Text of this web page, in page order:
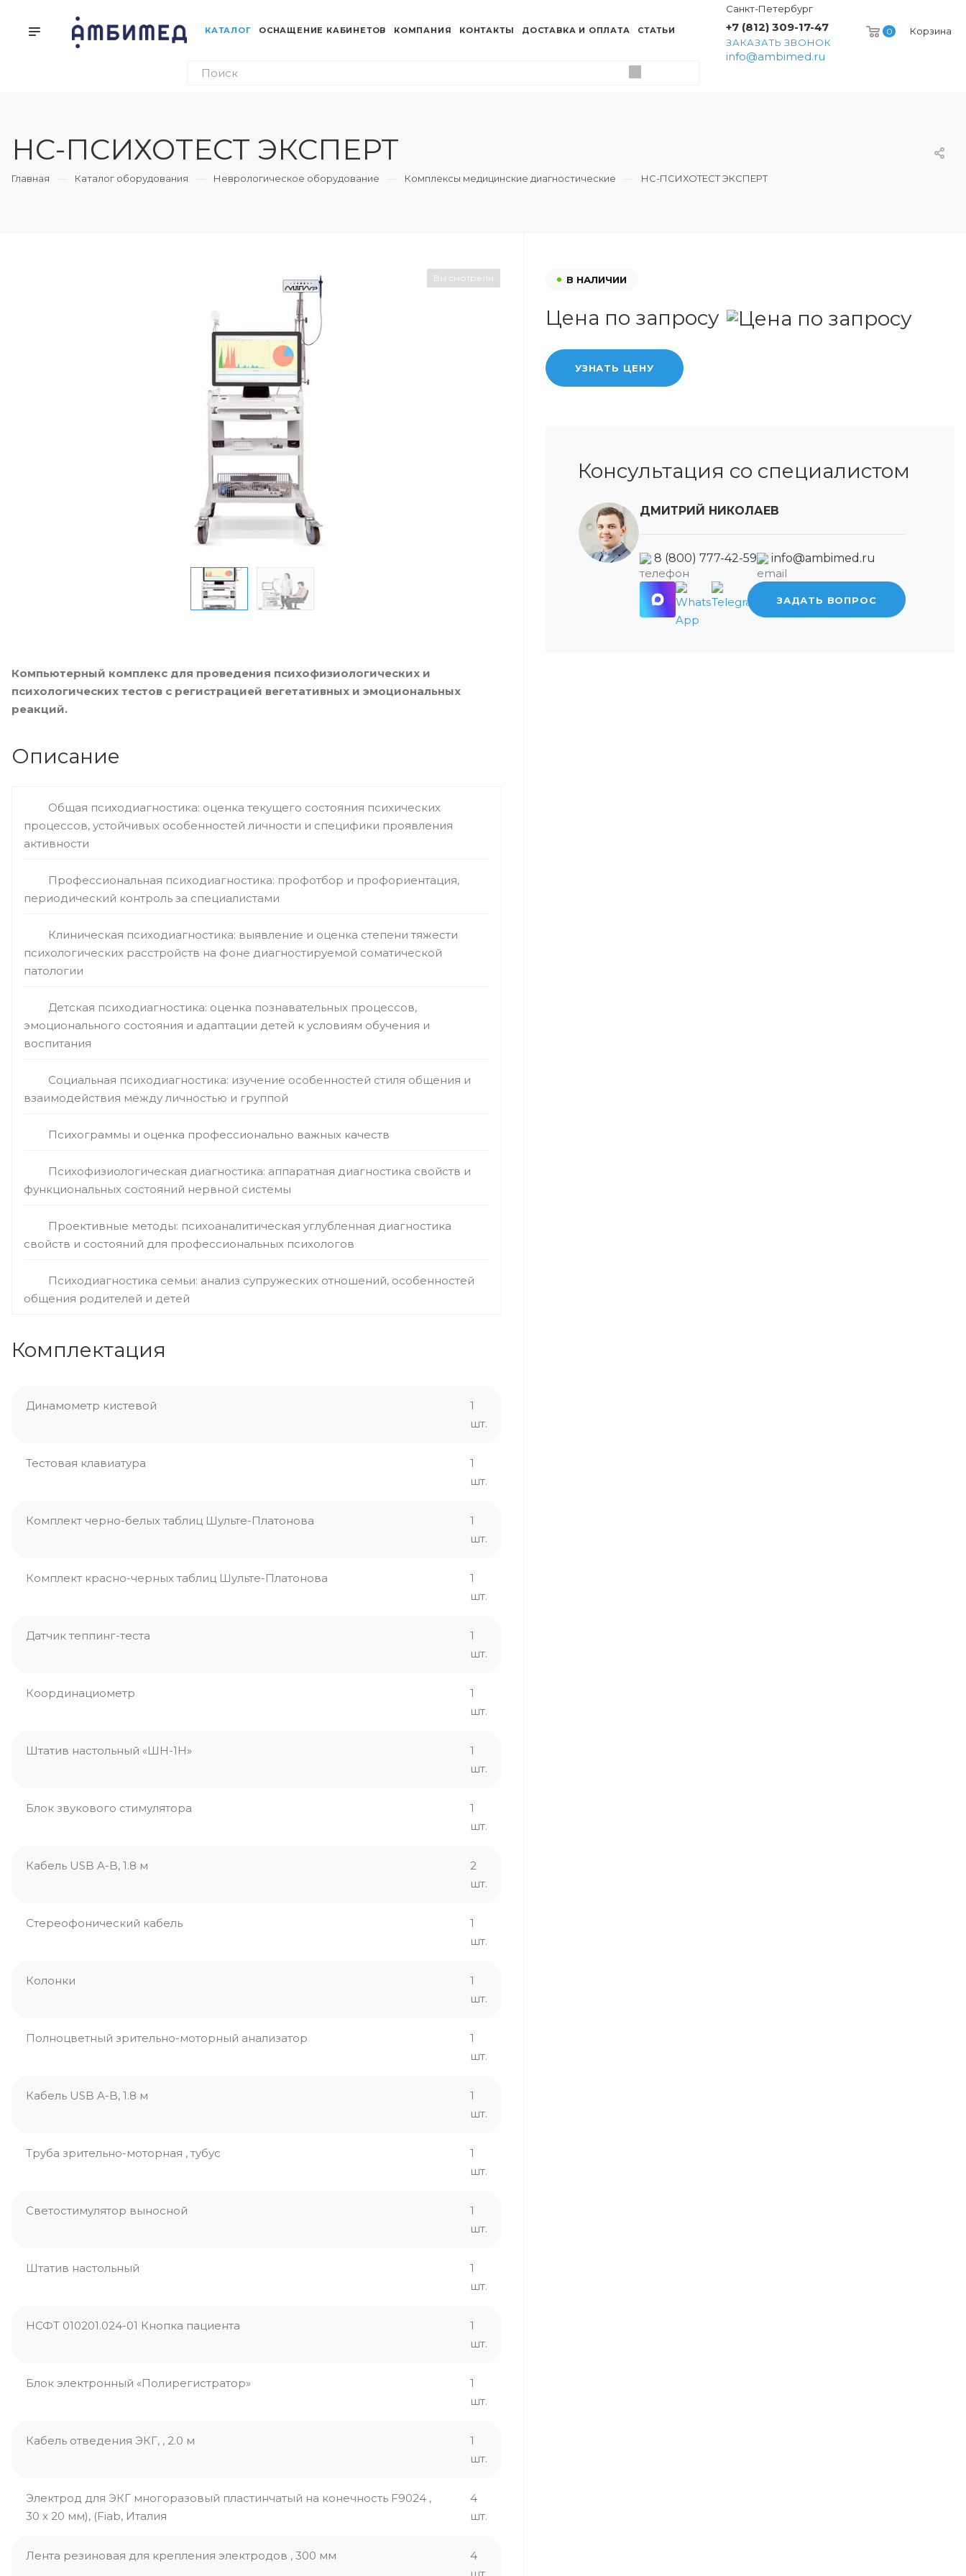
0 Корзина
Санкт-Петербург
+7 (812) 309-17-47
ЗАКАЗАТЬ ЗВОНОК
info@ambimed.ru
КАТАЛОГ ОСНАЩЕНИЕ КАБИНЕТОВ КОМПАНИЯ КОНТАКТЫ ДОСТАВКА И ОПЛАТА СТАТЬИ
НС-ПСИХОТЕСТ ЭКСПЕРТ
Главная Каталог оборудования Неврологическое оборудование Комплексы медицинские диагностические НС-ПСИХОТЕСТ ЭКСПЕРТ
В НАЛИЧИИ
Цена по запросу
УЗНАТЬ ЦЕНУ
Консультация со специалистом
ДМИТРИЙ НИКОЛАЕВ
8 (800) 777-42-59 info@ambimed.ru
ЗАДАТЬ ВОПРОС
Вы смотрели
Компьютерный комплекс для проведения психофизиологических и
психологических тестов с регистрацией вегетативных и эмоциональных
реакций.
Описание
Общая психодиагностика: оценка текущего состояния психических
процессов, устойчивых особенностей личности и специфики проявления
активности
Профессиональная психодиагностика: профотбор и профориентация,
периодический контроль за специалистами
Клиническая психодиагностика: выявление и оценка степени тяжести
психологических расстройств на фоне диагностируемой соматической
патологии
Детская психодиагностика: оценка познавательных процессов,
эмоционального состояния и адаптации детей к условиям обучения и
воспитания
Социальная психодиагностика: изучение особенностей стиля общения и
взаимодействия между личностью и группой
Психограммы и оценка профессионально важных качеств
Психофизиологическая диагностика: аппаратная диагностика свойств и
функциональных состояний нервной системы
Проективные методы: психоаналитическая углубленная диагностика
свойств и состояний для профессиональных психологов
Психодиагностика семьи: анализ супружеских отношений, особенностей
общения родителей и детей
Комплектация
Динамометр кистевой
1
шт.
Тестовая клавиатура
1
шт.
Комплект черно-белых таблиц Шульте-Платонова
1
шт.
Комплект красно-черных таблиц Шульте-Платонова
1
шт.
Датчик теппинг-теста
1
шт.
Координациометр
1
шт.
Штатив настольный «ШН-1H»
1
шт.
Блок звукового стимулятора
1
шт.
Кабель USB A-B, 1.8 м
2
шт.
Стереофонический кабель
1
шт.
Колонки
1
шт.
Полноцветный зрительно-моторный анализатор
1
шт.
Кабель USB A-B, 1.8 м
1
шт.
Труба зрительно-моторная , тубус
1
шт.
Светостимулятор выносной
1
шт.
Штатив настольный
1
шт.
НСФТ 010201.024-01 Кнопка пациента
1
шт.
Блок электронный «Полирегистратор»
1
шт.
Кабель отведения ЭКГ, , 2.0 м
1
шт.
Электрод для ЭКГ многоразовый пластинчатый на конечность F9024 ,
30 х 20 мм), (Fiab, Италия
4
шт.
Лента резиновая для крепления электродов , 300 мм
4